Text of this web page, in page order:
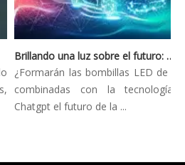
Brillando una luz sobre el futuro: tendencias innovadoras en la iluminación automotriz
¿Formarán las bombillas LED de los
combinadas con la tecnología AI
Chatgpt el futuro de la ...